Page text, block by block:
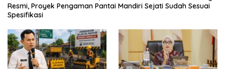
Resmi, Proyek Pengaman Pantai Mandiri Sejati Sudah Sesuai
Spesifikasi